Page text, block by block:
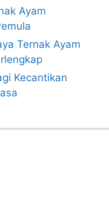
Ayam
Ternak Ayam
Kecantikan